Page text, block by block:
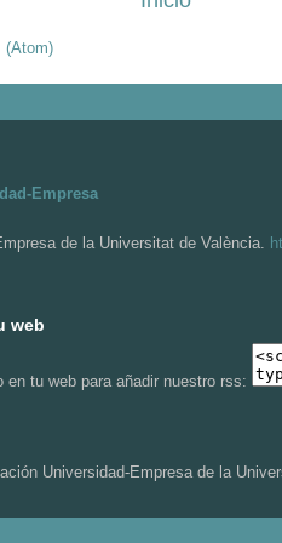
(Atom)
Empresa
de la Universitat de València.
web
tu web para añadir nuestro rss:
Universidad-Empresa de la